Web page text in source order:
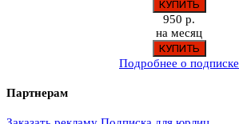
950 р.
на месяц
Подробнее о подписке
Партнерам